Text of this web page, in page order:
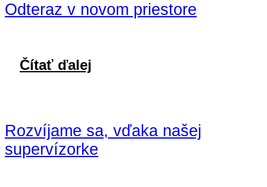
Odteraz v novom priestore
Čítať ďalej
Rozvíjame sa, vďaka našej
supervízorke